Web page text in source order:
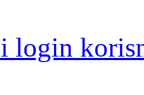
login